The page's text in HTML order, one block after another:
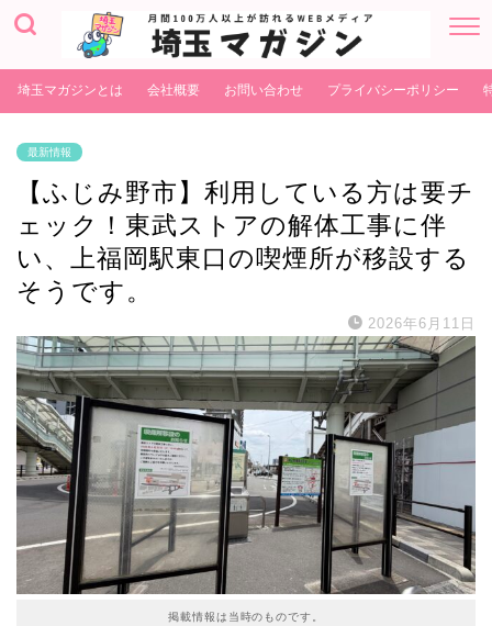
埼玉マガジンとは 会社概要 お問い合わせ プライバシーポリシー
最新情報
【ふじみ野市】利用している方は要チ
ェック！東武ストアの解体工事に伴
い、上福岡駅東口の喫煙所が移設する
そうです。
2026年6月11日
掲載情報は当時のものです。